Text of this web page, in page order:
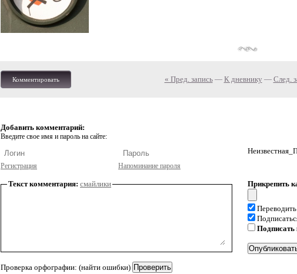
Комментировать « Пред. запись— К дневнику — След.
Добавить комментарий:
Введите свое имя и пароль на сайте:
Регистрация Напоминание пароля
Текст комментария: смайлики
Проверка орфографии: (найти ошибки)
Прикрепить
Подписать